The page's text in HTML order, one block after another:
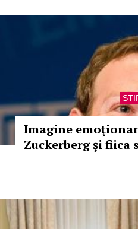
Imagine
Zuckerberg şi fiica